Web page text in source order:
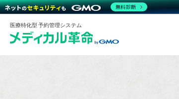
医療特化型 予約管理システム
無料診断